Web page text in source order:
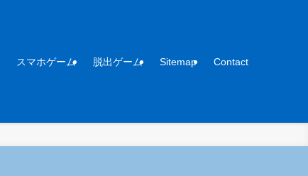
スマホゲーム 脱出ゲーム Sitemap Contact